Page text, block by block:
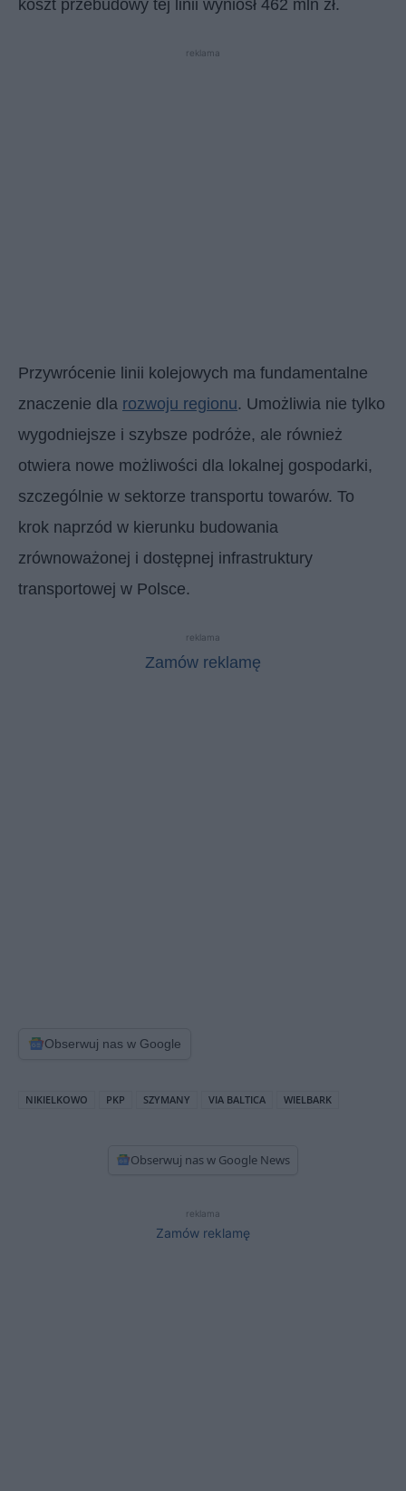
koszt przebudowy tej linii wyniósł 462 mln zł.
reklama
Przywrócenie linii kolejowych ma fundamentalne
znaczenie dla rozwoju regionu. Umożliwia nie tylko
wygodniejsze i szybsze podróże, ale również
otwiera nowe możliwości dla lokalnej gospodarki,
szczególnie w sektorze transportu towarów. To
krok naprzód w kierunku budowania
zrównoważonej i dostępnej infrastruktury
transportowej w Polsce.
reklama
Zamów reklamę
Obserwuj nas w Google
NIKIELKOWO PKP SZYMANY VIA BALTICA WIELBARK
Obserwuj nas w Google News
reklama
Zamów reklamę